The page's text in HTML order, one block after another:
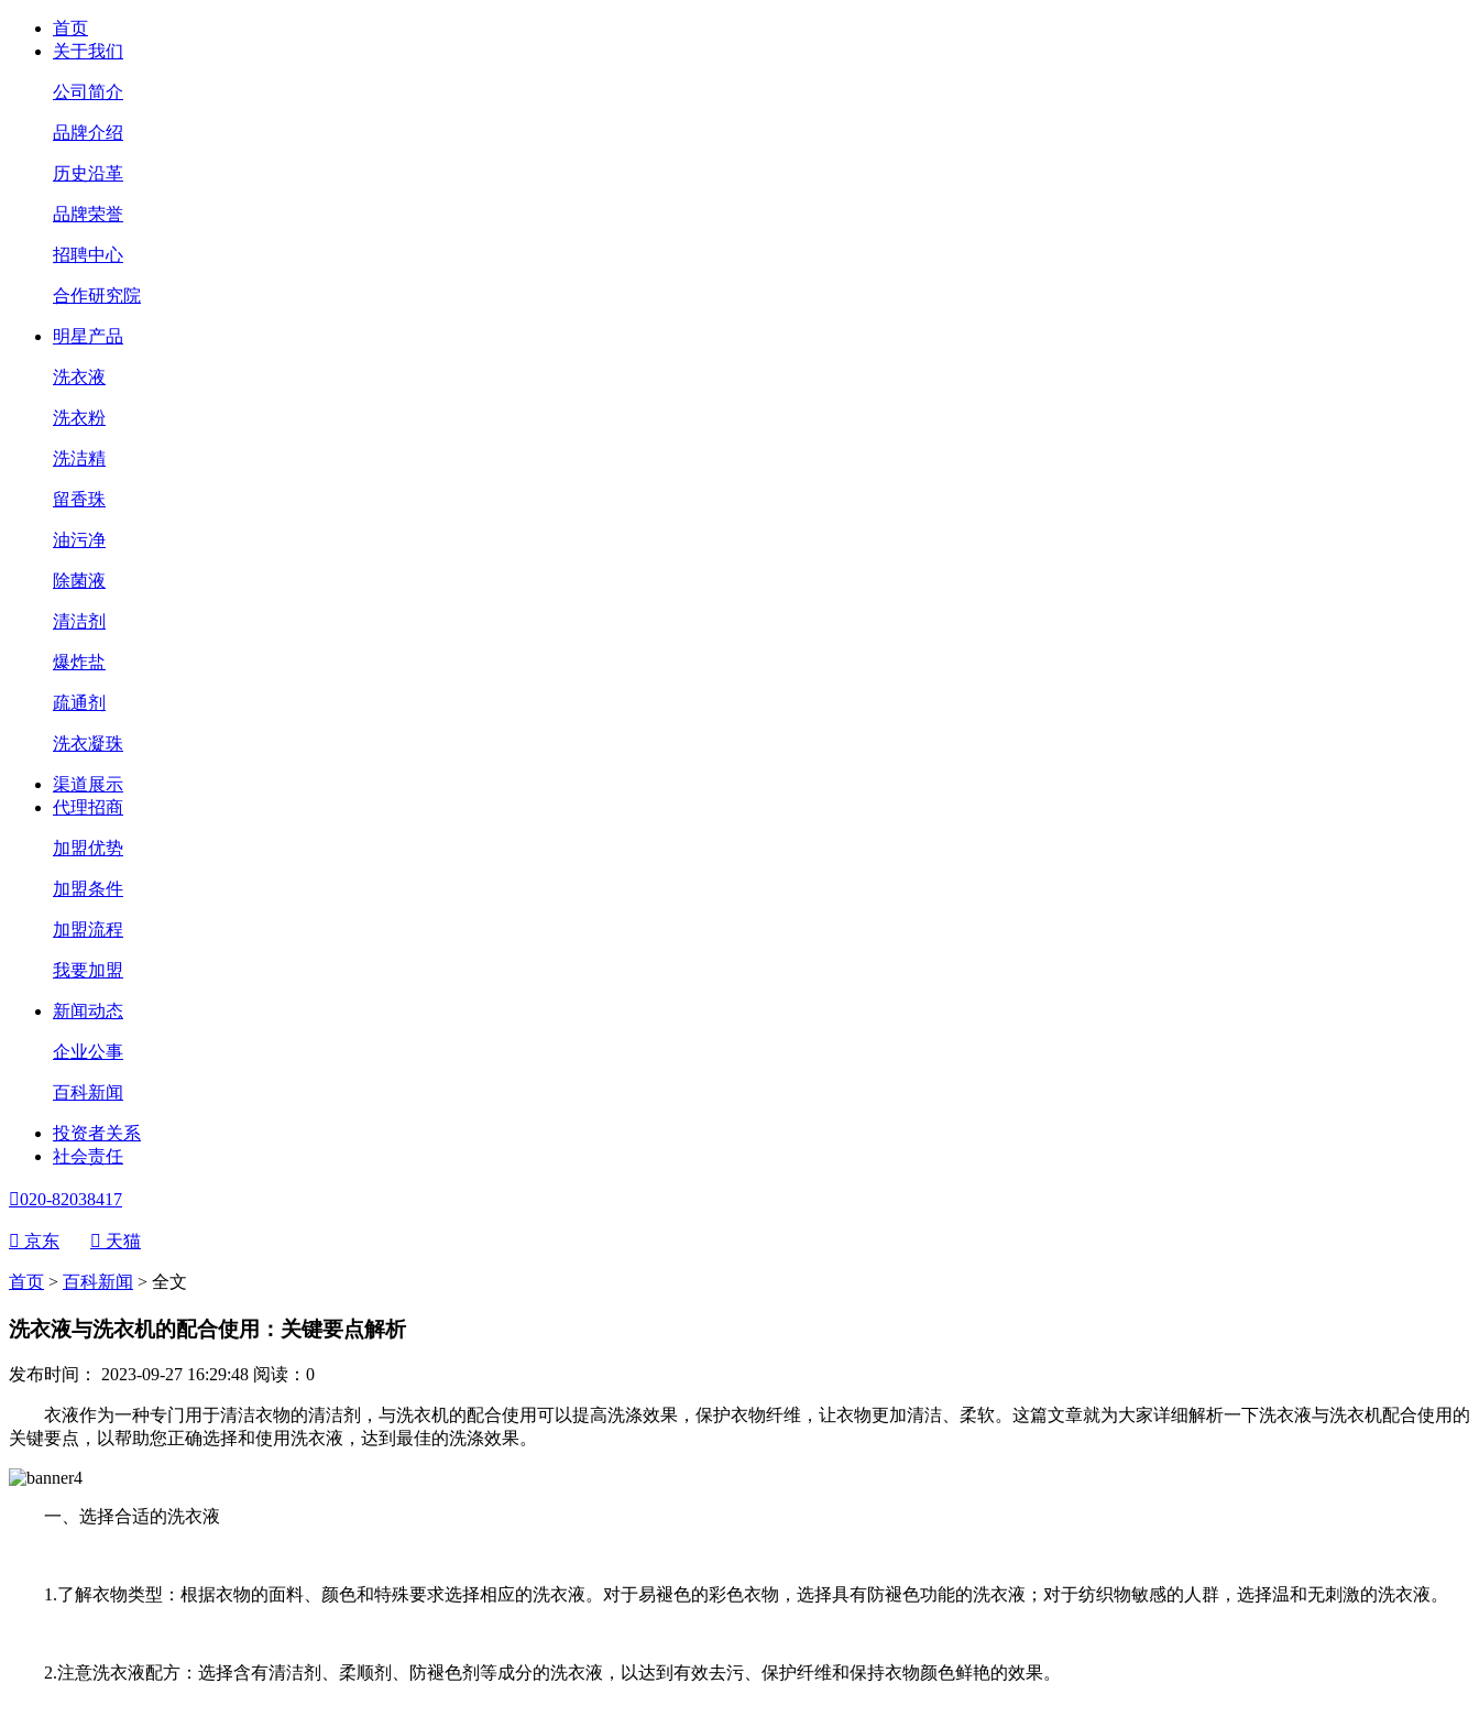
首页
关于我们
公司简介
品牌介绍
历史沿革
品牌荣誉
招聘中心
合作研究院
明星产品
洗衣液
洗衣粉
洗洁精
留香珠
油污净
除菌液
清洁剂
爆炸盐
疏通剂
洗衣凝珠
渠道展示
代理招商
加盟优势
加盟条件
加盟流程
我要加盟
新闻动态
企业公事
百科新闻
投资者关系
社会责任
020-82038417
 京东  天猫
首页 > 百科新闻 > 全文
洗衣液与洗衣机的配合使用：关键要点解析
发布时间： 2023-09-27 16:29:48 阅读： 0
衣液作为一种专门用于清洁衣物的清洁剂，与洗衣机的配合使用可以提高洗涤效果，保护衣物纤维，让衣物更加清洁、柔软。这篇文章就为大家详细解析一下洗衣液与洗衣机配合使用的
关键要点，以帮助您正确选择和使用洗衣液，达到最佳的洗涤效果。
一、选择合适的洗衣液
1.了解衣物类型：根据衣物的面料、颜色和特殊要求选择相应的洗衣液。对于易褪色的彩色衣物，选择具有防褪色功能的洗衣液；对于纺织物敏感的人群，选择温和无刺激的洗衣液。
2.注意洗衣液配方：选择含有清洁剂、柔顺剂、防褪色剂等成分的洗衣液，以达到有效去污、保护纤维和保持衣物颜色鲜艳的效果。